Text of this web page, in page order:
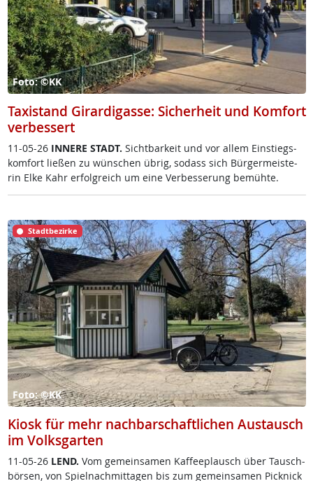
Foto: ©KK
Taxistand Girardigasse: Sicherheit und Komfort
verbessert
11-05-26 IN­NE­RE STADT. Sicht­bar­keit und vor al­lem Ein­s­tiegs­
kom­fort lie­ßen zu wün­schen üb­rig, so­dass sich Bür­ger­meis­te­
rin El­ke Kahr er­folg­reich um ei­ne Ver­bes­se­rung be­müh­te.
Stadtbezirke
Foto: ©KK
Kiosk für mehr nachbarschaftlichen Austausch
im Volksgarten
11-05-26 LEND. Vom ge­mein­sa­men Kaf­fee­plausch über Tausch­
bör­sen, von Spiel­nach­mit­ta­gen bis zum ge­mein­sa­men Pick­nick